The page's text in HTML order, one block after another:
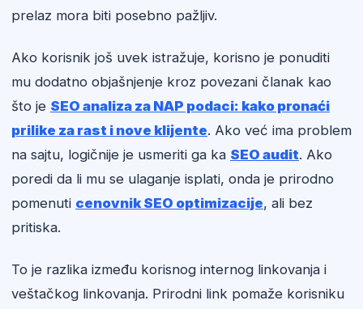
prelaz mora biti posebno pažljiv.
Ako korisnik još uvek istražuje, korisno je ponuditi
mu dodatno objašnjenje kroz povezani članak kao
što je SEO analiza za NAP podaci: kako pronaći
prilike za rast i nove klijente. Ako već ima problem
na sajtu, logičnije je usmeriti ga ka SEO audit. Ako
poredi da li mu se ulaganje isplati, onda je prirodno
pomenuti cenovnik SEO optimizacije, ali bez
pritiska.
To je razlika između korisnog internog linkovanja i
veštačkog linkovanja. Prirodni link pomaže korisniku